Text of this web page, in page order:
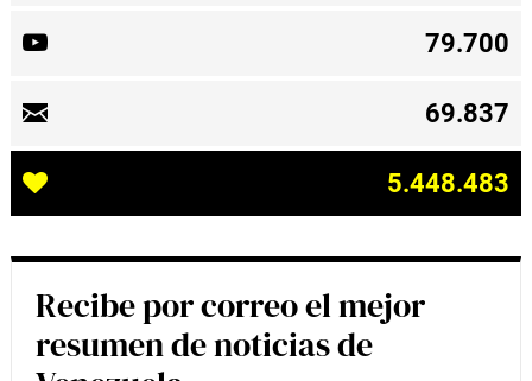
79.700
69.837
5.448.483
Recibe por correo el mejor
resumen de noticias de